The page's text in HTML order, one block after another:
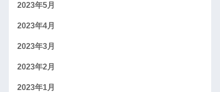
2023年5月
2023年4月
2023年3月
2023年2月
2023年1月